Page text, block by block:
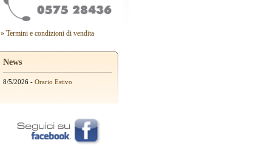
» Termini e condizioni di vendita
News
8/5/2026 - Orario Estivo